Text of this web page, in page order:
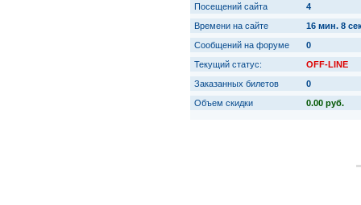
Посещений сайта
4
Времени на сайте
16 мин. 8
Сообщений на форуме
0
Текущий статус:
OFF-LINE
Заказанных билетов
0
Объем скидки
0.00 руб.